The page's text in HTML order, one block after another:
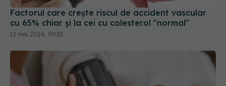
cu 65% chiar și la cei cu colesterol "normal"
12 mai 2026, 09:33